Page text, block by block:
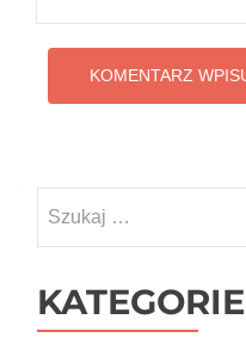
KATEGORIE